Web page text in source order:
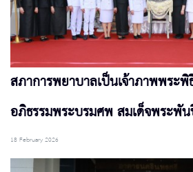
สภาการพยาบาลเป็นเจ้าภาพพระ
อภิธรรมพระบรมศพ สมเด็จพระพั
18 February 2026